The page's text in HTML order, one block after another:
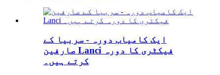
ایک کامیاب دورہ - سربیا کے
صارفین Lanci فیکٹری کا دورہ
کرتے ہیں۔